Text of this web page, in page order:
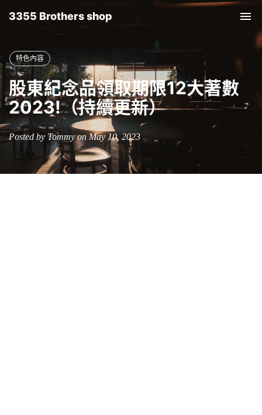
3355 Brothers shop
特色內容
股東紀念品領取期限12大著數
2023!（持續更新）
Posted by Tommy on May 10, 2023